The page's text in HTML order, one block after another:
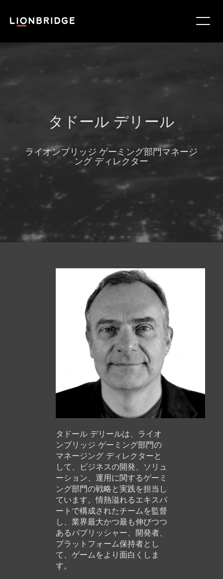
タドール デリール
ライオンブリッジ ゲーミング部門マネージ
ング ディレクター
タドール デリールは、ライオ
ンブリッジ ゲーミング部門の
マネージング ディレクターと
して、ビジネスの開発、ソリュ
ーション、運用に関するゲーミ
ング部門の戦略と実践を担当し
ています。情熱溢れるエキスパ
ートで構成されたチームを監督
し、業界最大かつ最も伸びつつ
あるパブリッシャー、開発者、
プラットフォーム保持者とし
て、ゲームをより面白くしま
す。